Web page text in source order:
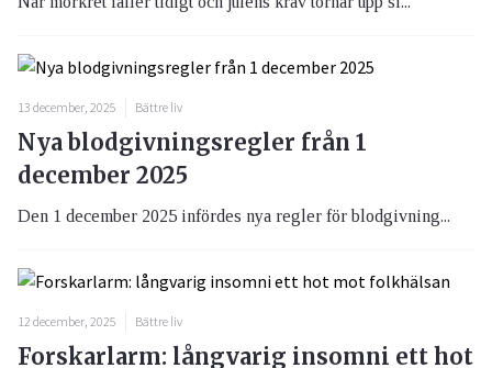
13 december, 2025 Bättre liv
Nya blodgivningsregler från 1
december 2025
Den 1 december 2025 infördes nya regler för blodgivning...
12 december, 2025 Bättre liv
Forskarlarm: långvarig insomni ett hot